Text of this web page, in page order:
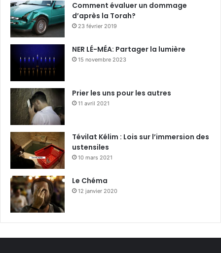
Comment évaluer un dommage
d’après la Torah?
23 février 2019
NER LÉ-MÉA: Partager la lumière
15 novembre 2023
Prier les uns pour les autres
11 avril 2021
Tévilat Kélim : Lois sur l’immersion des
ustensiles
10 mars 2021
Le Chéma
12 janvier 2020